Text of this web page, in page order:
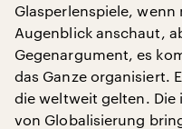
Glasperlenspiele,
Augenblick anschaut,
Gegenargument, es
das Ganze organisiert.
die weltweit gelten. Die
von Globalisierung